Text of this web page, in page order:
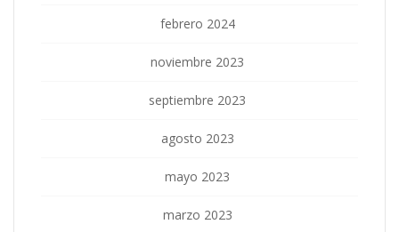
febrero 2024
noviembre 2023
septiembre 2023
agosto 2023
mayo 2023
marzo 2023